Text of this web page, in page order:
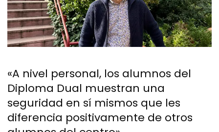
«A nivel personal, los alumnos del
Diploma Dual muestran una
seguridad en sí mismos que les
diferencia positivamente de otros